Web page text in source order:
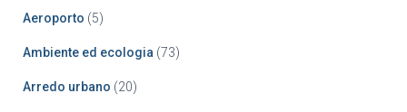
Aeroporto (5)
Ambiente ed ecologia (73)
Arredo urbano (20)